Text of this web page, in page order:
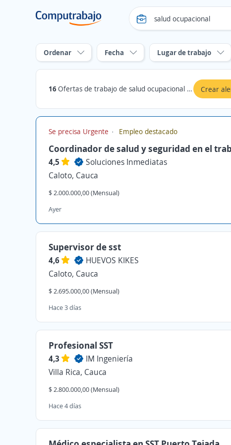
Ordenar Fecha Lugar de trabajo
16Ofertas de trabajo de salud ocupacional en Cauca Crear
Se precisa Urgente Empleo destacado
Coordinador de salud y seguridad en el
4,5
Soluciones Inmediatas
Caloto, Cauca
$ 2.000.000,00 (Mensual)
Ayer
Supervisor de sst
4,6
HUEVOS KIKES
Caloto, Cauca
$ 2.695.000,00 (Mensual)
Hace 3 días
Profesional SST
4,3
IM Ingeniería
Villa Rica, Cauca
$ 2.800.000,00 (Mensual)
Hace 4 días